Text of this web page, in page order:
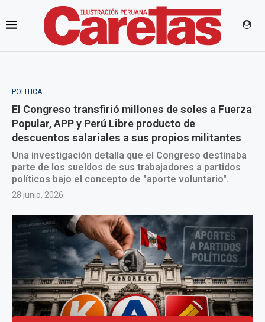
POLÍTICA
El Congreso transfirió millones de soles a Fuerza
Popular, APP y Perú Libre producto de
descuentos salariales a sus propios militantes
Una investigación detalla que el Congreso destinaba
parte de los sueldos de sus trabajadores a partidos
políticos bajo el concepto de "aporte voluntario".
28 junio, 2026